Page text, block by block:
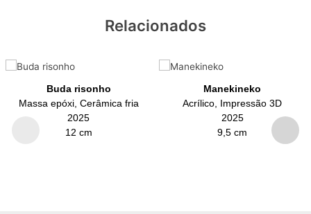
Relacionados
Buda risonho
Massa epóxi, Cerâmica fria
2025
12 cm
Manekineko
Acrílico, Impressão 3D
2025
9,5 cm